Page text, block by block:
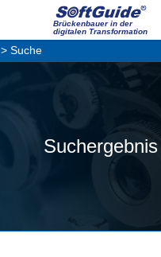
Brückenbauer in der
digitalen Transformation
> Suche
Suchergebnis